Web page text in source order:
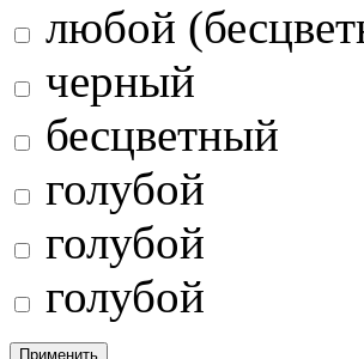
любой
черный
бесцветный
голубой
голубой
голубой
Применить